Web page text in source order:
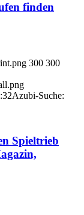
finden
300 300
Azubi-Suche:
Spieltrieb